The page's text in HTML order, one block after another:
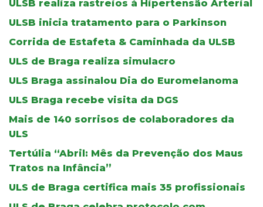
ULSB realiza rastreios à Hipertensão Arterial
ULSB inicia tratamento para o Parkinson
Corrida de Estafeta & Caminhada da ULSB
ULS de Braga realiza simulacro
ULS Braga assinalou Dia do Euromelanoma
ULS Braga recebe visita da DGS
Mais de 140 sorrisos de colaboradores da
ULS
Tertúlia “Abril: Mês da Prevenção dos Maus
Tratos na Infância”
ULS de Braga certifica mais 35 profissionais